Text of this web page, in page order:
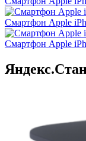
Смартфон Apple
Смартфон Apple